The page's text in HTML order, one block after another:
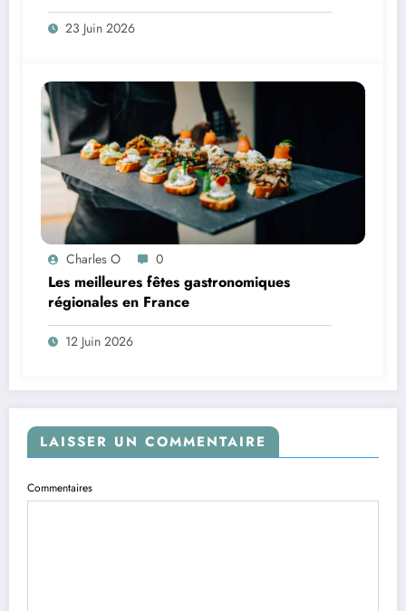
23 Juin 2026
Charles O 0
Les meilleures fêtes gastronomiques
régionales en France
12 Juin 2026
LAISSER UN COMMENTAIRE
Commentaires